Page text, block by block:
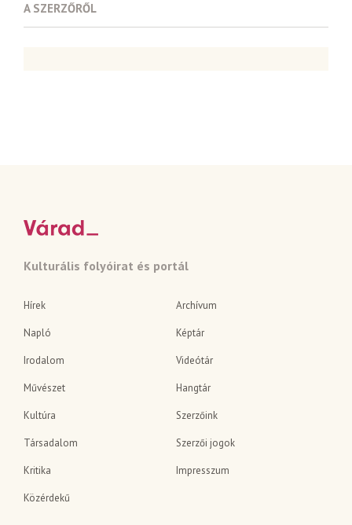
A SZERZŐRŐL
Kulturális folyóirat és portál
Hírek
Napló
Irodalom
Művészet
Kultúra
Társadalom
Kritika
Közérdekű
Archívum
Képtár
Videótár
Hangtár
Szerzőink
Szerzői jogok
Impresszum